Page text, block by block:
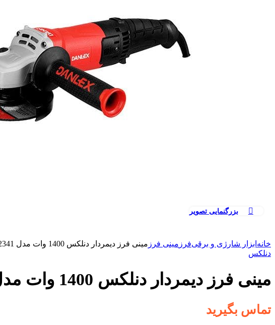
بزرگنمایی تصویر
خانه ابزار شارژی و برقیفرز مینی فرز مینی فرز دیمردار دنلکس 1400 وات مدل DX-2341
دنلکس
مینی فرز دیمردار دنلکس 1400 وات مدل DX-2341
تماس بگیرید